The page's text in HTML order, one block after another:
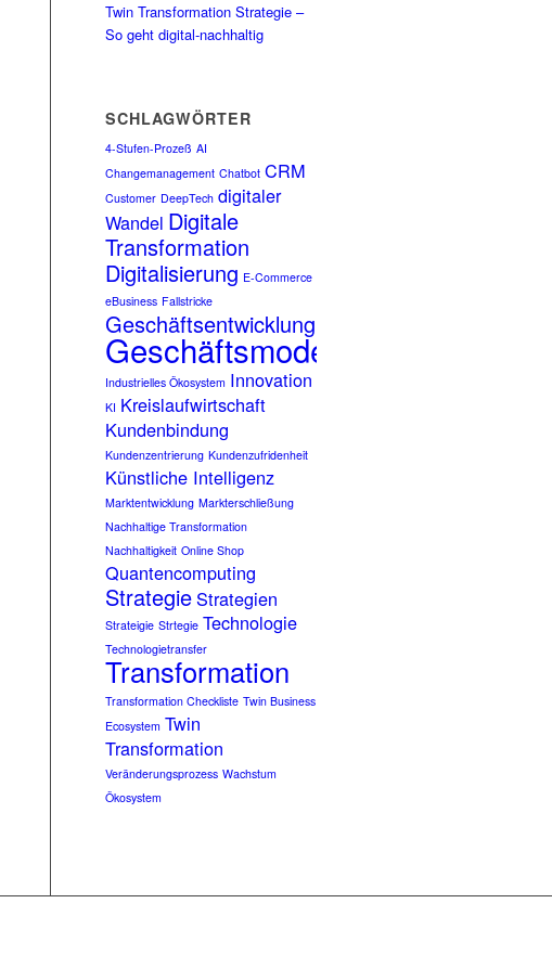
Twin Transformation Strategie –
So geht digital-nachhaltig
SCHLAGWÖRTER
4-Stufen-Prozeß AI
Changemanagement Chatbot CRM
Customer DeepTech digitaler
Wandel Digitale
Transformation
Digitalisierung E-Commerce
eBusiness Fallstricke
Geschäftsentwicklung
Geschäftsmodell
Industrielles Ökosystem Innovation
KI Kreislaufwirtschaft
Kundenbindung
Kundenzentrierung Kundenzufridenheit
Künstliche Intelligenz
Marktentwicklung Markterschließung
Nachhaltige Transformation
Nachhaltigkeit Online Shop
Quantencomputing
StrategieStrategien
Strateigie Strtegie Technologie
Technologietransfer
Transformation
Transformation Checkliste Twin Business
Ecosystem Twin
Transformation
Veränderungsprozess Wachstum
Ökosystem